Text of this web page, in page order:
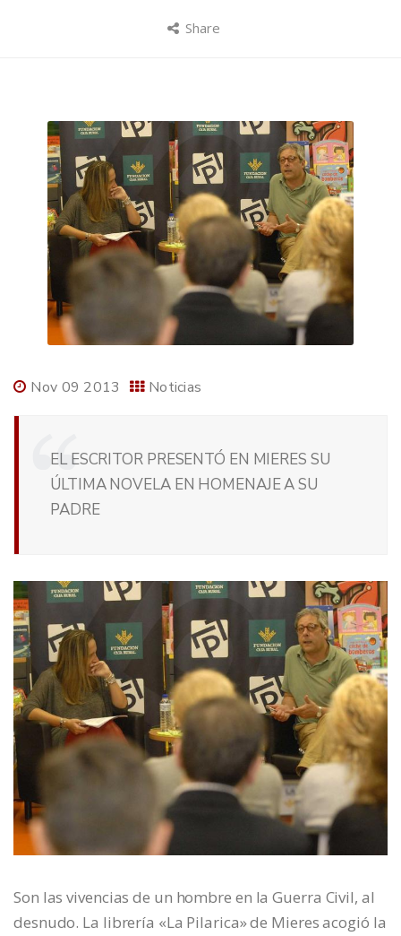
Share
Nov 09 2013 Noticias
EL ESCRITOR PRESENTÓ EN MIERES SU
ÚLTIMA NOVELA EN HOMENAJE A SU
PADRE
Son las vivencias de un hombre en la Guerra Civil, al
desnudo. La librería «La Pilarica» de Mieres acogió la